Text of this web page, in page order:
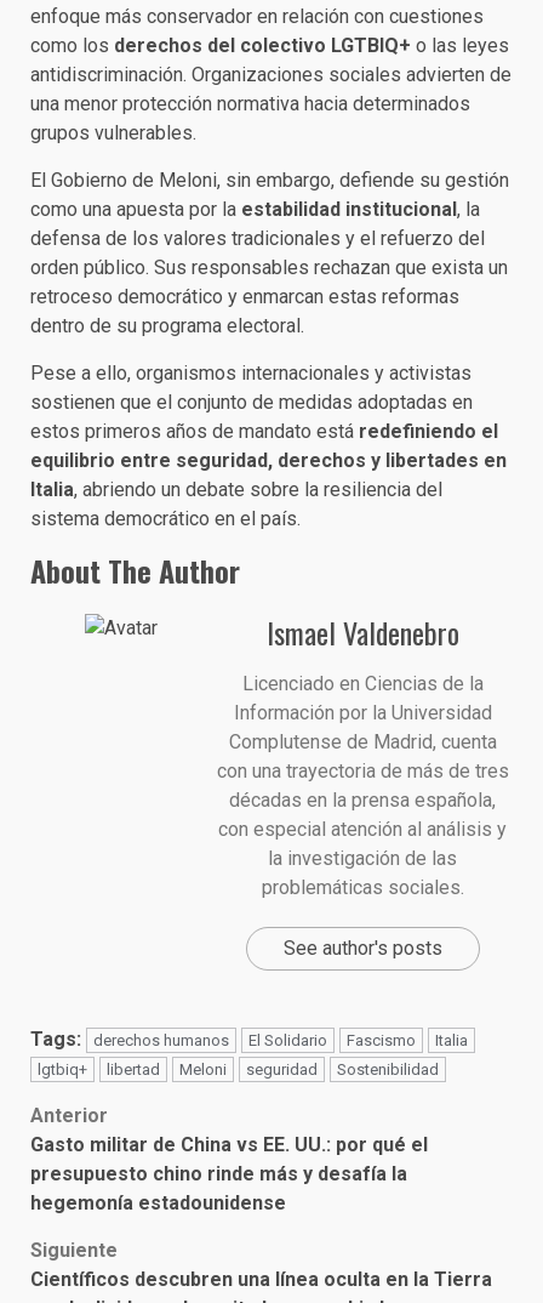
enfoque más conservador en relación con cuestiones
como los derechos del colectivo LGTBIQ+ o las leyes
antidiscriminación. Organizaciones sociales advierten de
una menor protección normativa hacia determinados
grupos vulnerables.
El Gobierno de Meloni, sin embargo, defiende su gestión
como una apuesta por la estabilidad institucional, la
defensa de los valores tradicionales y el refuerzo del
orden público. Sus responsables rechazan que exista un
retroceso democrático y enmarcan estas reformas
dentro de su programa electoral.
Pese a ello, organismos internacionales y activistas
sostienen que el conjunto de medidas adoptadas en
estos primeros años de mandato está redefiniendo el
equilibrio entre seguridad, derechos y libertades en
Italia, abriendo un debate sobre la resiliencia del
sistema democrático en el país.
About The Author
Ismael Valdenebro
Licenciado en Ciencias de la
Información por la Universidad
Complutense de Madrid, cuenta
con una trayectoria de más de tres
décadas en la prensa española,
con especial atención al análisis y
la investigación de las
problemáticas sociales.
See author's posts
Tags: derechos humanos El Solidario Fascismo
Italia
lgtbiq+
libertad Meloni seguridad Sostenibilidad
Post
navigation
Anterior
Gasto militar de China vs EE. UU.: por qué el
presupuesto chino rinde más y desafía la
hegemonía estadounidense
Siguiente
Científicos descubren una línea oculta en la Tierra